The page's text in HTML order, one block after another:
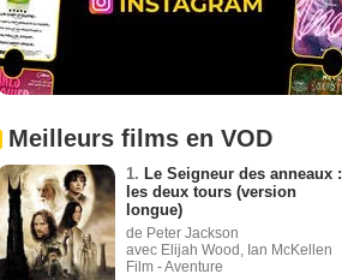
Meilleurs films en VOD
1. Le Seigneur des anneaux :
les deux tours (version
longue)
de Peter Jackson
avec Elijah Wood, Ian McKellen
Film - Aventure